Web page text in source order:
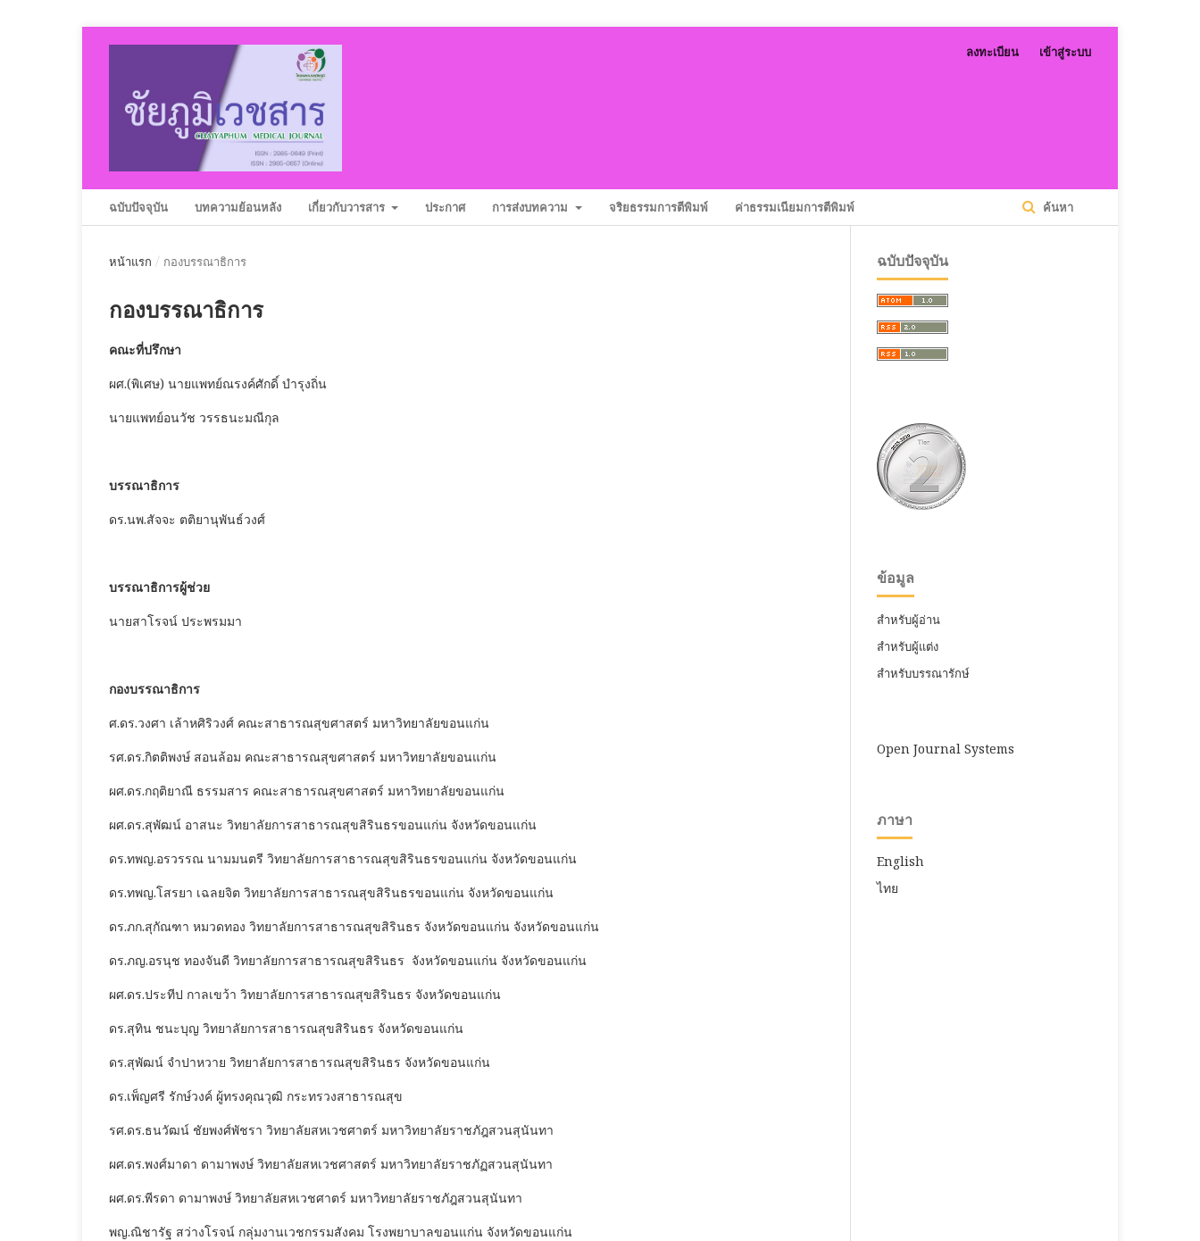
ฉบับปัจจุบัน บทความย้อนหลัง เกี่ยวกับวารสาร ประกาศ การส่งบทความ จริยธรรมการตีพิมพ์ ค่าธรรมเนียมการตีพิมพ์ ค้นหา
ลงทะเบียน เข้าสู่ระบบ
หน้าแรก / กองบรรณาธิการ
กองบรรณาธิการ
คณะที่ปรึกษา
ผศ.(พิเศษ) นายแพทย์ณรงค์ศักดิ์ บำรุงถิ่น
นายแพทย์อนวัช วรรธนะมณีกุล
บรรณาธิการ
ดร.นพ.สัจจะ ตติยานุพันธ์วงศ์
บรรณาธิการผู้ช่วย
นายสาโรจน์ ประพรมมา
กองบรรณาธิการ
ศ.ดร.วงศา เล้าหศิริวงศ์ คณะสาธารณสุขศาสตร์ มหาวิทยาลัยขอนแก่น
รศ.ดร.กิตติพงษ์ สอนล้อม คณะสาธารณสุขศาสตร์ มหาวิทยาลัยขอนแก่น
ผศ.ดร.กฤติยาณี ธรรมสาร คณะสาธารณสุขศาสตร์ มหาวิทยาลัยขอนแก่น
ผศ.ดร.สุพัฒน์ อาสนะ วิทยาลัยการสาธารณสุขสิรินธรขอนแก่น จังหวัดขอนแก่น
ดร.ทพญ.อรวรรณ นามมนตรี วิทยาลัยการสาธารณสุขสิรินธรขอนแก่น จังหวัดขอนแก่น
ดร.ทพญ.โสรยา เฉลยจิต วิทยาลัยการสาธารณสุขสิรินธรขอนแก่น จังหวัดขอนแก่น
ดร.ภก.สุกัณฑา หมวดทอง วิทยาลัยการสาธารณสุขสิรินธร จังหวัดขอนแก่น จังหวัดขอนแก่น
ดร.ภญ.อรนุช ทองจันดี วิทยาลัยการสาธารณสุขสิรินธร จังหวัดขอนแก่น จังหวัดขอนแก่น
ผศ.ดร.ประทีป กาลเขว้า วิทยาลัยการสาธารณสุขสิรินธร จังหวัดขอนแก่น
ดร.สุทิน ชนะบุญ วิทยาลัยการสาธารณสุขสิรินธร จังหวัดขอนแก่น
ดร.สุพัฒน์ จำปาหวาย วิทยาลัยการสาธารณสุขสิรินธร จังหวัดขอนแก่น
ดร.เพ็ญศรี รักษ์วงค์ ผู้ทรงคุณวุฒิ กระทรวงสาธารณสุข
รศ.ดร.ธนวัฒน์ ชัยพงศ์พัชรา วิทยาลัยสหเวชศาตร์ มหาวิทยาลัยราชภัฎสวนสุนันทา
ผศ.ดร.พงศ์มาดา ดามาพงษ์ วิทยาลัยสหเวชศาสตร์ มหาวิทยาลัยราชภัฏสวนสุนันทา
ผศ.ดร.พีรดา ดามาพงษ์ วิทยาลัยสหเวชศาตร์ มหาวิทยาลัยราชภัฎสวนสุนันทา
พญ.ณิชารัฐ สว่างโรจน์ กลุ่มงานเวชกรรมสังคม โรงพยาบาลขอนแก่น จังหวัดขอนแก่น
ฉบับปัจจุบัน
ข้อมูล
สำหรับผู้อ่าน
สำหรับผู้แต่ง
สำหรับบรรณารักษ์
Open Journal Systems
ภาษา
English
ไทย